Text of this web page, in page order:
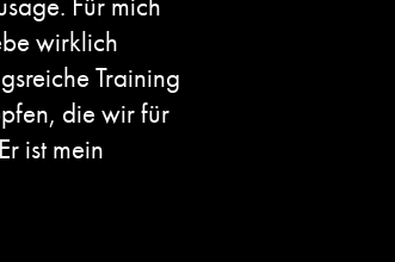
wirklich
Training
die wir für
ist mein